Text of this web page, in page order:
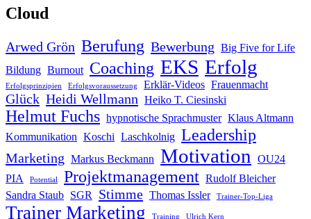
Cloud
Arwed Grön Berufung Bewerbung Big Five for Life
Bildung Burnout Coaching EKS Erfolg
Erfolgsprinzipien Erfolgsvoraussetzung Erklär-Videos Frauenmacht
Glück Heidi Wellmann Heiko T. Ciesinski
Helmut Fuchs hypnotische Sprachmuster Klaus Altmann
Kommunikation Koschi Laschkolnig Leadership
Marketing Markus Beckmann Motivation
OU24
PIA
Potential Projektmanagement Rudolf Bleicher
Sandra Staub SGR Stimme Thomas Issler Trainer-Top-Liga
Trainer Marketing Training Ulrich Kern